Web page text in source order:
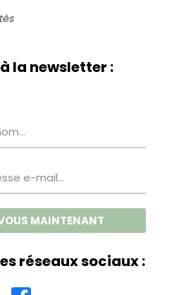
la newsletter :
réseaux sociaux :